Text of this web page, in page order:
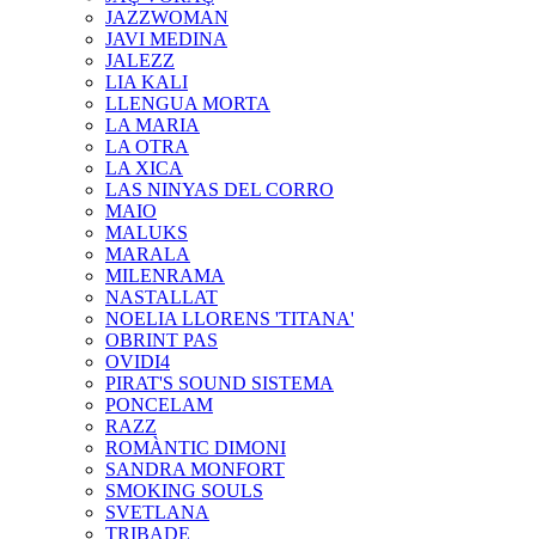
JAZZWOMAN
JAVI MEDINA
JALEZZ
LIA KALI
LLENGUA MORTA
LA MARIA
LA OTRA
LA XICA
LAS NINYAS DEL CORRO
MAIO
MALUKS
MARALA
MILENRAMA
NASTALLAT
NOELIA LLORENS 'TITANA'
OBRINT PAS
OVIDI4
PIRAT'S SOUND SISTEMA
PONCELAM
RAZZ
ROMÀNTIC DIMONI
SANDRA MONFORT
SMOKING SOULS
SVETLANA
TRIBADE